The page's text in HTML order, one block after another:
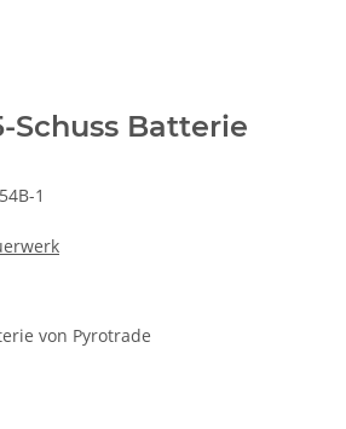
Schuss Batterie
1
von Pyrotrade